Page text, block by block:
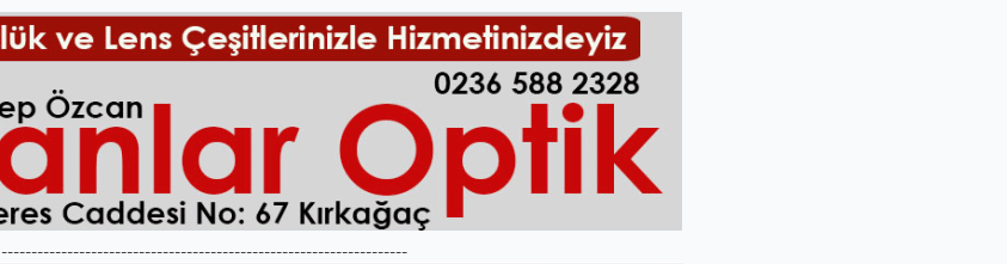
--------------------------------------------------------------------